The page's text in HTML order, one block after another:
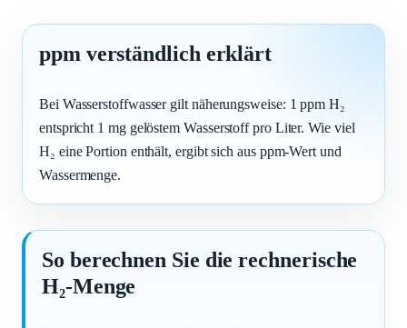
ppm verständlich erklärt
Bei Wasserstoffwasser gilt näherungsweise: 1 ppm H₂
entspricht 1 mg gelöstem Wasserstoff pro Liter. Wie viel
H₂ eine Portion enthält, ergibt sich aus ppm-Wert und
Wassermenge.
So berechnen Sie die rechnerische
H₂-Menge